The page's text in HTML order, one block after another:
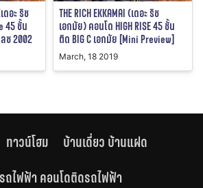
ดอะ ริช
45 ชั้น
ซ 2002
THE RICH EKKAMAI (เดอะ ริช
เอกมัย) คอนโด HIGH RISE 45 ชั้น
ติด BIG C เอกมัย [Mini Preview]
March, 18 2019
ทาวน์โฮม
บ้านเดี่ยว บ้านแฝด
ถไฟฟ้า คอนโดติดรถไฟฟ้า